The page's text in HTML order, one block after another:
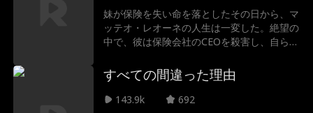
妹が保険を失い命を落としたその日から、マ
ッテオ・レオーネの人生は一変した。絶望の
中で、彼は保険会社のCEOを殺害し、自らの
なる復讐ではなかった。保険弱者を食い物に
する腐敗した制度を暴くため、マッテオは警
察の追跡をかわしながら、次々と“メッセー
すべての間違った理由
143.9k
692